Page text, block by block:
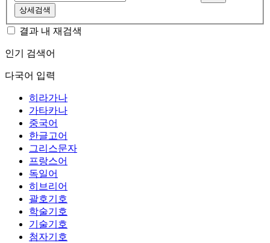
상세검색
결과 내 재검색
인기 검색어
다국어 입력
히라가나
가타카나
중국어
한글고어
그리스문자
프랑스어
독일어
히브리어
괄호기호
학술기호
기술기호
첨자기호